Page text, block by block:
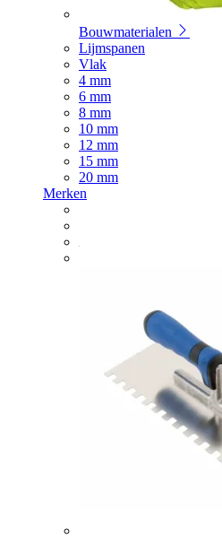
Bouwmaterialen
Lijmspanen
Vlak
4 mm
6 mm
8 mm
10 mm
12 mm
15 mm
20 mm
Merken